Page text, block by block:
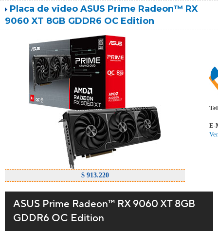
Placa de video ASUS Prime Radeon™ RX
9060 XT 8GB GDDR6 OC Edition
$ 913.220
Tel
E-
ASUS Prime Radeon™ RX 9060 XT 8GB
GDDR6 OC Edition